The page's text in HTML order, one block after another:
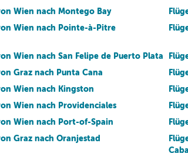
Wien nach Montego Bay
Wien nach Pointe-à-Pitre
Wien nach San Felipe de Puerto Plata
Graz nach Punta Cana
Wien nach Kingston
Wien nach Providenciales
Wien nach Port-of-Spain
Graz nach Oranjestad